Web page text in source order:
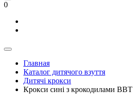
0
Главная
Каталог дитячого взуття
Дитячі крокси
Крокси сині з крокодилами ВВТ